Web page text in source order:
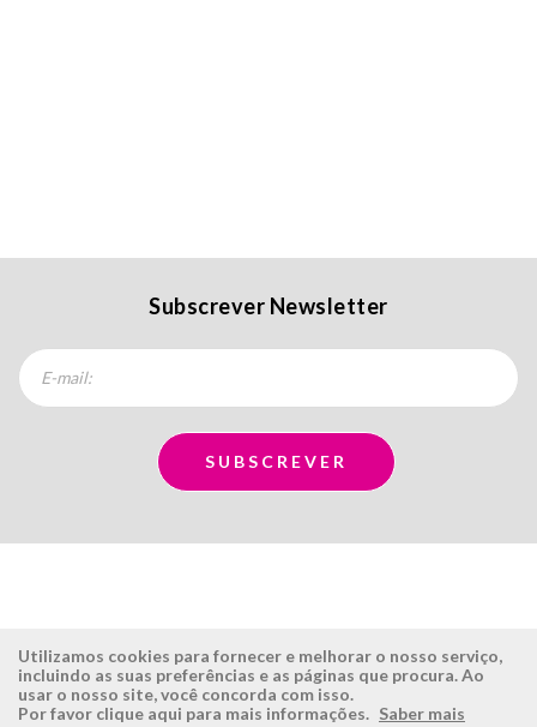
Subscrever Newsletter
ÉSISTEMAS ÁREA RESERVADA
Utilizamos cookies para fornecer e melhorar o nosso serviço,
incluindo as suas preferências e as páginas que procura. Ao
usar o nosso site, você concorda com isso.
Por favor clique aqui para mais informações. Saber mais